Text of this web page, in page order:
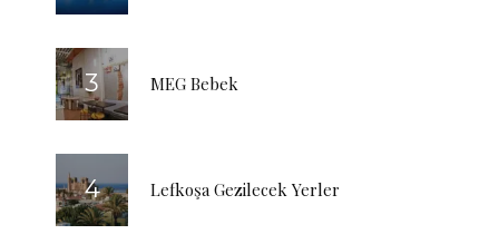
MEG Bebek
Lefkoşa Gezilecek Yerler